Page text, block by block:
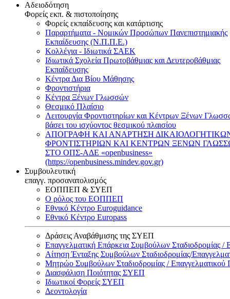
Αδειοδότηση
Φορείς εκπ. & πιστοποίησης
Φορείς εκπαίδευσης και κατάρτισης
Παραρτήματα - Νομικών Προσώπων Πανεπιστημιακής
Εκπαίδευσης (Ν.Π.Π.Ε.)
Κολλέγια - Ιδιωτικά ΣΑΕΚ
Ιδιωτικά Σχολεία Πρωτοβάθμιας και Δευτεροβάθμιας
Εκπαίδευσης
Κέντρα Δια Βίου Μάθησης
Φροντιστήρια
Κέντρα Ξένων Γλωσσών
Θεσμικό Πλαίσιο
Λειτουργία Φροντιστηρίων και Κέντρων Ξένων
βάσει του ισχύοντος θεσμικού πλαισίου
ΑΠΟΓΡΑΦΗ ΚΑΙ ΑΝΑΡΤΗΣΗ
ΦΡΟΝΤΙΣΤΗΡΙΩΝ ΚΑΙ ΚΕΝΤΡΩΝ ΞΕΝΩΝ
ΣΤΟ ΟΠΣ-ΑΔΕ «openbusiness»
(https://openbusiness.mindev.gov.gr)
Συμβουλευτική
επαγγ. προσανατολισμός
ΕΟΠΠΕΠ & ΣΥΕΠ
Ο ρόλος του ΕΟΠΠΕΠ
Εθνικό Κέντρο Euroguidance
Εθνικό Κέντρο Europass
Δράσεις Αναβάθμισης της ΣΥΕΠ
Επαγγελματική Επάρκεια Συμβούλων Σταδιοδρομίας /
Αίτηση Ένταξης Συμβούλων Σταδιοδρομίας/
Μητρώο Συμβούλων Σταδιοδρομίας / Επαγγελματικού
Διασφάλιση Ποιότητας ΣΥΕΠ
Ιδιωτικοί Φορείς ΣΥΕΠ
Δεοντολογία